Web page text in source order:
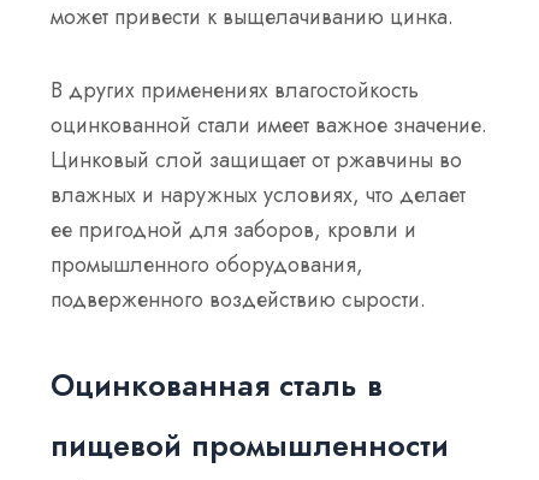
может привести к выщелачиванию цинка.
В других применениях влагостойкость
оцинкованной стали имеет важное значение.
Цинковый слой защищает от ржавчины во
влажных и наружных условиях, что делает
ее пригодной для заборов, кровли и
промышленного оборудования,
подверженного воздействию сырости.
Оцинкованная сталь в
пищевой промышленности